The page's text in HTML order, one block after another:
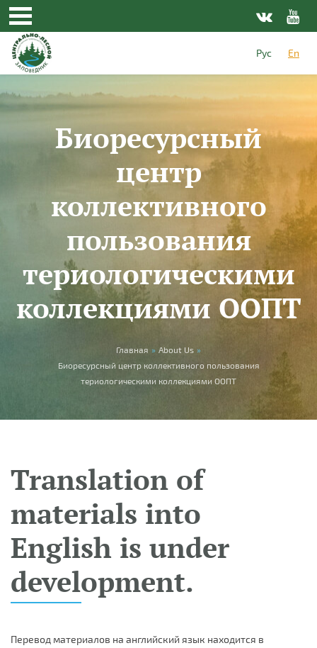
Skip to main content
Рус
En
Биоресурсный
центр
коллективного
пользования
териологическими
коллекциями ООПТ
You are here
Главная » About Us »
Биоресурсный центр коллективного пользования
териологическими коллекциями ООПТ
Translation of
materials into
English is under
development.
Перевод материалов на английский язык находится в